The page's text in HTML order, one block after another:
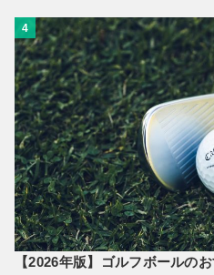
4
【2026年版】ゴルフボールの